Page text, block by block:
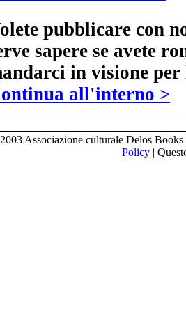
pubblicare con
sapere se avete
in visione
all'interno >
Associazione culturale Delos
Policy |